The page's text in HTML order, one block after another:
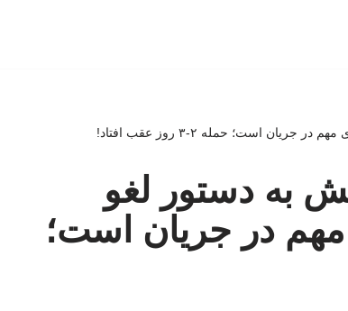
است؛ حمله ۲-۳ روز عقب افتاد!
به دستور لغو
در جریان است؛